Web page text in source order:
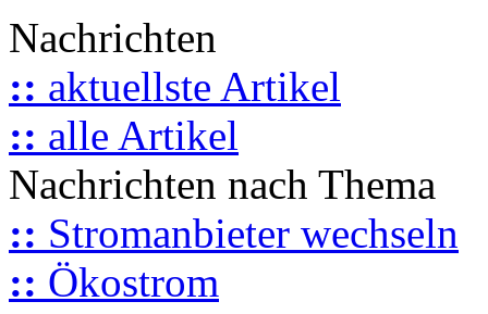
Nachrichten
:: aktuellste Artikel
:: alle Artikel
Nachrichten nach Thema
:: Stromanbieter wechseln
:: Ökostrom